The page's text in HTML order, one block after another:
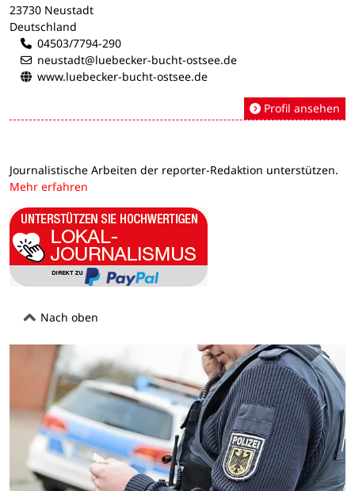
23730 Neustadt
Deutschland
04503/7794-290
neustadt@luebecker-bucht-ostsee.de
www.luebecker-bucht-ostsee.de
Profil ansehen
Journalistische Arbeiten der reporter-Redaktion unterstützen.
Mehr erfahren
Nach oben